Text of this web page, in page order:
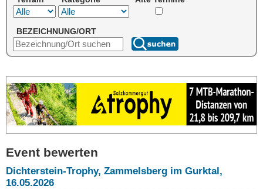
BEZEICHNUNG/ORT
Event bewerten
Dichterstein-Trophy, Zammelsberg im Gurktal,
16.05.2026